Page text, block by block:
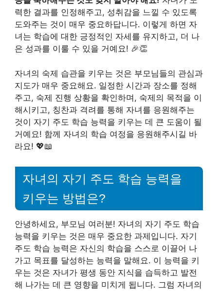
력한 결과를 인정해주고, 성취감을 느낄 수 있도록
도와주는 것이 매우 중요하답니다. 이렇게 하면 자
녀는 학습에 대한 긍정적인 자세를 유지하고, 더 나
은 성과를 이룰 수 있을 거예요! 🎉👏
자녀의 숙제 습관을 키우는 것은 부모님들의 관심과
지도가 매우 중요해요. 일정한 시간과 장소를 정해
주고, 숙제 진행 상황을 확인하며, 숙제의 목적을 이
해시키고, 칭찬과 격려를 통해 자녀를 응원해주는
것이 자기 주도 학습 능력을 키우는 데 큰 도움이 될
거예요! 함께 자녀의 학습 여정을 응원해주시길 바
라요! 💖📖
자녀의 자기 주도 학습 능력을
키우는 방법은?
안녕하세요, 부모님 여러분! 자녀의 자기 주도 학습
능력을 키우는 것은 매우 중요한 과제입니다. 자기
주도 학습 능력은 자신의 학습을 스스로 이끌어 나
가고 목표를 달성하는 능력을 말해요. 이 능력을 키
우는 것은 자녀가 평생 동안 지식을 습득하고 발전
해 나가는 데 큰 영향을 미치게 됩니다. 그럼 자녀의